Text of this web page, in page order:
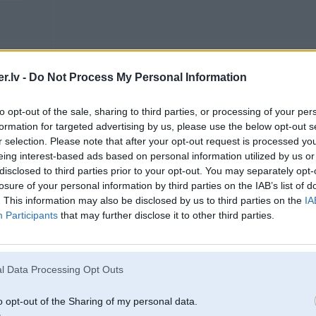
- Do Not Process My Personal Information
opt-out of the sale, sharing to third parties, or processing of your
for targeted advertising by us, please use the below opt-out
selection. Please note that after your opt-out request is processed
interest-based ads based on personal information utilized by us
to third parties prior to your opt-out. You may separately
of your personal information by third parties on the IAB’s list of
This information may also be disclosed by us to third parties on the
Participants that may further disclose it to other third parties.
Data Processing Opt Outs
opt-out of the Sharing of my personal data.
25. Jan 2014, 23:30
Kvēlsveču bloks jamaina kopā ar viņām PO ir vai nav uz to brīdi beigts
Beru bloks ap 80Eur
Dabs-ap 40Eur+1 litrs antifriza un vēlams ieplūdes kolektora blīves
25 Jan 2014, 23:23:56 kritoshais1 rakstīja:
iedarbinu, lieku draivā, vai R un suudu, nekust ne no vietas. Uzspied
ručņiks norauts. Pēc minūtēm 15 , kad uzsilst aiziet normāli. biju